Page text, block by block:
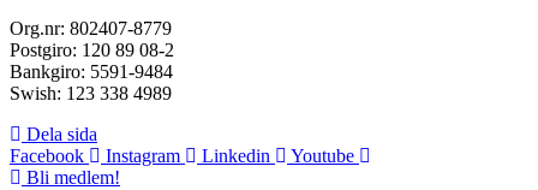
Org.nr: 802407-8779
Postgiro: 120 89 08-2
Bankgiro: 5591-9484
Swish: 123 338 4989
Dela sida
Facebook
Instagram Linkedin
Youtube
Bli medlem!